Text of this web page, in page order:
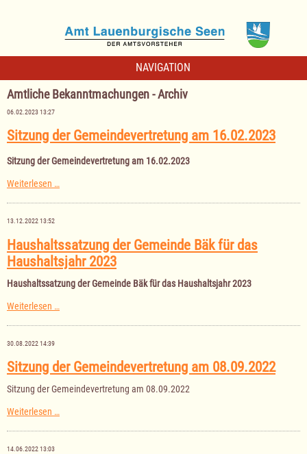
NAVIGATION
Amtliche Bekanntmachungen - Archiv
06.02.2023 13:27
Sitzung der Gemeindevertretung am 16.02.2023
Sitzung der Gemeindevertretung am 16.02.2023
Weiterlesen …Sitzung
Gemeindevertretung
13.12.2022 13:52
Haushaltssatzung der Gemeinde Bäk für das
Haushaltsjahr 2023
Haushaltssatzung der Gemeinde Bäk für das Haushaltsjahr 2023
Weiterlesen …
Gemeinde
Haushaltsjahr
30.08.2022 14:39
Sitzung der Gemeindevertretung am 08.09.2022
Sitzung der Gemeindevertretung am 08.09.2022
Weiterlesen …Sitzung
Gemeindevertretung
14.06.2022 13:03